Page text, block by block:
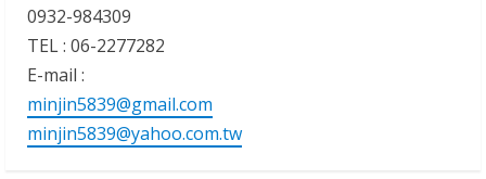
0932-984309
TEL : 06-2277282
E-mail :
minjin5839@gmail.com
minjin5839@yahoo.com.tw